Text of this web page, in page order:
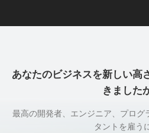
あなたのビジネスを新しい高
きました
最高の開発者、エンジニア、プログ
タントを雇う